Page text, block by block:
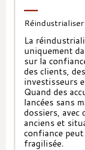
La
uniquement
sur la
des clients,
investisseurs
Quand des
lancées sans
dossiers, avec
anciens et
confiance
fragilisée.